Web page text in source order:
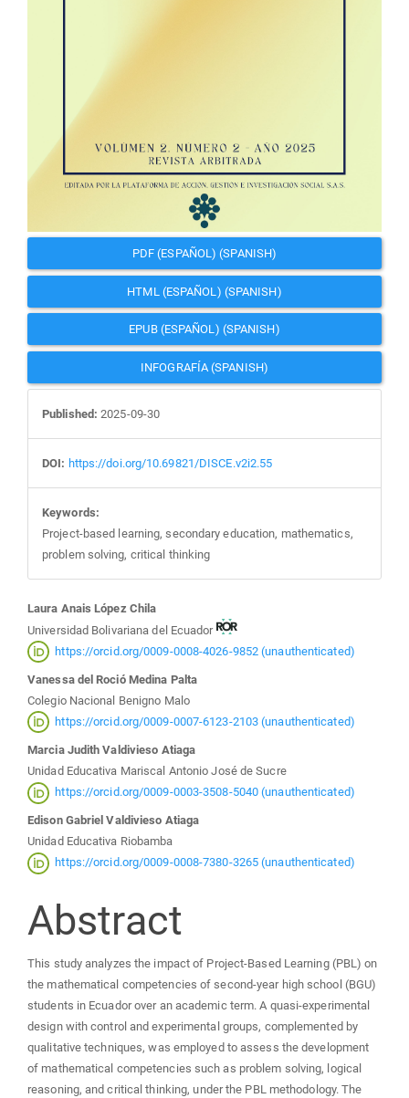
PDF (ESPAÑOL) (SPANISH)
HTML (ESPAÑOL) (SPANISH)
EPUB (ESPAÑOL) (SPANISH)
INFOGRAFÍA (SPANISH)
Published:2025-09-30
DOI: https://doi.org/10.69821/DISCE.v2i2.55
Keywords:
Project-based learning, secondary education, mathematics,
problem solving, critical thinking
Main
Article
Content
Laura Anais López Chila
Universidad Bolivariana del Ecuador
https://orcid.org/0009-0008-4026-9852 (unauthenticated)
Vanessa del Roció Medina Palta
Colegio Nacional Benigno Malo
https://orcid.org/0009-0007-6123-2103 (unauthenticated)
Marcia Judith Valdivieso Atiaga
Unidad Educativa Mariscal Antonio José de Sucre
https://orcid.org/0009-0003-3508-5040 (unauthenticated)
Edison Gabriel Valdivieso Atiaga
Unidad Educativa Riobamba
https://orcid.org/0009-0008-7380-3265 (unauthenticated)
Abstract
This study analyzes the impact of Project-Based Learning (PBL) on
the mathematical competencies of second-year high school (BGU)
students in Ecuador over an academic term. A quasi-experimental
design with control and experimental groups, complemented by
qualitative techniques, was employed to assess the development
of mathematical competencies such as problem solving, logical
reasoning, and critical thinking, under the PBL methodology. The